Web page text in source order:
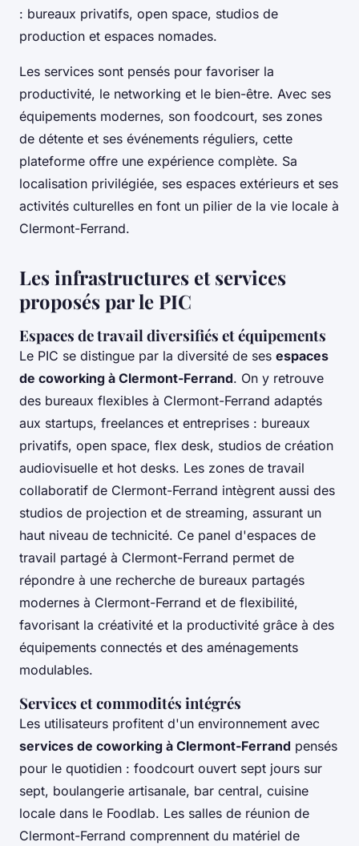
: bureaux privatifs, open space, studios de
production et espaces nomades.
Les services sont pensés pour favoriser la
productivité, le networking et le bien-être. Avec ses
équipements modernes, son foodcourt, ses zones
de détente et ses événements réguliers, cette
plateforme offre une expérience complète. Sa
localisation privilégiée, ses espaces extérieurs et ses
activités culturelles en font un pilier de la vie locale à
Clermont-Ferrand.
Les infrastructures et services
proposés par le PIC
Espaces de travail diversifiés et équipements
Le PIC se distingue par la diversité de ses espaces
de coworking à Clermont-Ferrand. On y retrouve
des bureaux flexibles à Clermont-Ferrand adaptés
aux startups, freelances et entreprises : bureaux
privatifs, open space, flex desk, studios de création
audiovisuelle et hot desks. Les zones de travail
collaboratif de Clermont-Ferrand intègrent aussi des
studios de projection et de streaming, assurant un
haut niveau de technicité. Ce panel d'espaces de
travail partagé à Clermont-Ferrand permet de
répondre à une recherche de bureaux partagés
modernes à Clermont-Ferrand et de flexibilité,
favorisant la créativité et la productivité grâce à des
équipements connectés et des aménagements
modulables.
Services et commodités intégrés
Les utilisateurs profitent d'un environnement avec
services de coworking à Clermont-Ferrand pensés
pour le quotidien : foodcourt ouvert sept jours sur
sept, boulangerie artisanale, bar central, cuisine
locale dans le Foodlab. Les salles de réunion de
Clermont-Ferrand comprennent du matériel de